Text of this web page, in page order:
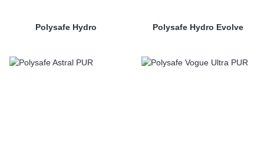
Polysafe Hydro Polysafe Hydro Evolve